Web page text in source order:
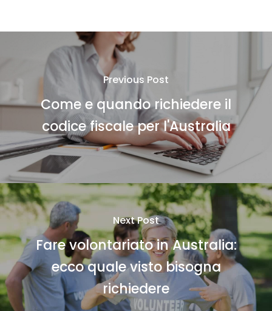
Previous Post
Come e quando richiedere il
codice fiscale per l'Australia
Next Post
Fare volontariato in Australia:
ecco quale visto bisogna
richiedere